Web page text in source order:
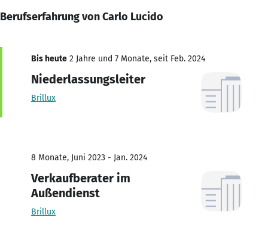
Berufserfahrung von Carlo Lucido
Bis heute 2 Jahre und 7 Monate, seit Feb. 2024
Niederlassungsleiter
Brillux
8 Monate, Juni 2023 - Jan. 2024
Verkaufberater im
Außendienst
Brillux